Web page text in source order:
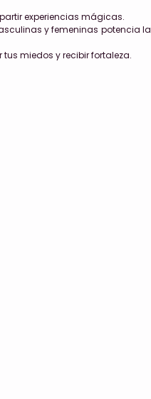
experiencias mágicas.
y femeninas potencia la
miedos y recibir fortaleza.